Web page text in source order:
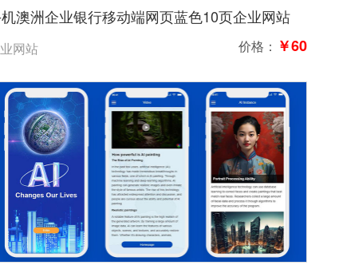
澳洲企业银行移动端网页蓝色10页企业网站
网站 价格： ￥60